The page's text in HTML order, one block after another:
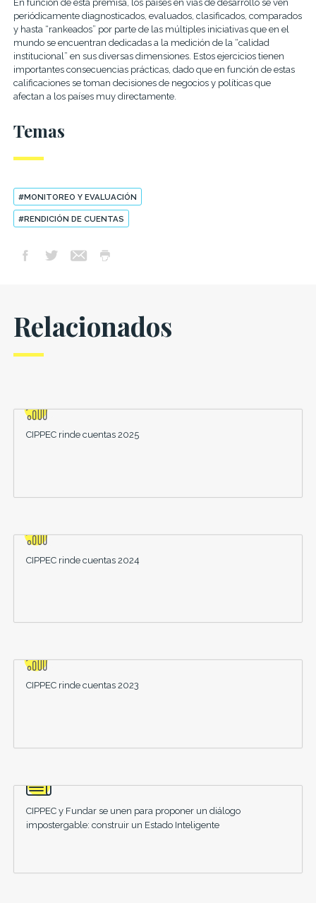
En función de esta premisa, los países en vías de desarrollo se ven
periódicamente diagnosticados, evaluados, clasificados, comparados
y hasta “rankeados” por parte de las múltiples iniciativas que en el
mundo se encuentran dedicadas a la medición de la “calidad
institucional” en sus diversas dimensiones. Estos ejercicios tienen
importantes consecuencias prácticas, dado que en función de estas
calificaciones se toman decisiones de negocios y políticas que
afectan a los países muy directamente.
Temas
#MONITOREO Y EVALUACIÓN
#RENDICIÓN DE CUENTAS
Relacionados
CIPPEC rinde cuentas 2025
CIPPEC rinde cuentas 2024
CIPPEC rinde cuentas 2023
CIPPEC y Fundar se unen para proponer un diálogo
impostergable: construir un Estado Inteligente